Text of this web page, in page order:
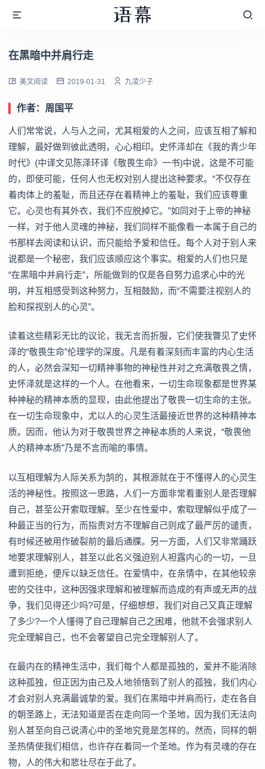
在黑暗中并肩行走
美文阅读 2019-01-31 九凌少子
作者：周国平
人们常常说，人与人之间，尤其相爱的人之间，应该互相了解和
理解，最好做到彼此透明，心心相印。史怀泽却在《我的青少年
时代》(中译文见陈泽环译《敬畏生命》一书)中说，这是不可能
的，即使可能，任何人也无权对别人提出这种要求。“不仅存在
着肉体上的羞耻，而且还存在着精神上的羞耻，我们应该尊重
它。心灵也有其外衣，我们不应脱掉它。”如同对于上帝的神秘
一样，对于他人灵魂的神秘，我们同样不能像看一本属于自己的
书那样去阅读和认识，而只能给予爱和信任。每个人对于别人来
说都是一个秘密，我们应该顺应这个事实。相爱的人们也只是
“在黑暗中并肩行走”，所能做到的仅是各自努力追求心中的光
明，并互相感受到这种努力，互相鼓励，而“不需要注视别人的
脸和探视别人的心灵”。
读着这些精彩无比的议论，我无言而折服，它们使我瞥见了史怀
泽的“敬畏生命”伦理学的深度。凡是有着深刻而丰富的内心生活
的人，必然会深知一切精神事物的神秘性并对之充满敬畏之情，
史怀泽就是这样的一个人。在他看来，一切生命现象都是世界某
种神秘的精神本质的显现，由此他提出了敬畏一切生命的主张。
在一切生命现象中，尤以人的心灵生活最接近世界的这种精神本
质。因而，他认为对于敬畏世界之神秘本质的人来说，“敬畏他
人的精神本质”乃是不言而喻的事情。
以互相理解为人际关系为鹄的，其根源就在于不懂得人的心灵生
活的神秘性。按照这一思路，人们一方面非常看重别人是否理解
自己，甚至公开索取理解。至少在性爱中，索取理解似乎成了一
种最正当的行为，而指责对方不理解自己则成了最严厉的谴责，
有时候还被用作破裂前的最后通牒。另一方面，人们又非常踊跃
地要求理解别人，甚至以此名义强迫别人袒露内心的一切，一旦
遭到拒绝，便斥以缺乏信任。在爱情中，在亲情中，在其他较亲
密的交往中，这种因强求理解和被理解而造成的有声或无声的战
争，我们见得还少吗?可是，仔细想想，我们对自己又真正理解
了多少?一个人懂得了自己理解自己之困难，他就不会强求别人
完全理解自己，也不会奢望自己完全理解别人了。
在最内在的精神生活中，我们每个人都是孤独的，爱并不能消除
这种孤独，但正因为由己及人地领悟到了别人的孤独，我们内心
才会对别人充满最诚挚的爱。我们在黑暗中并肩而行，走在各自
的朝圣路上，无法知道是否在走向同一个圣地，因为我们无法向
别人甚至向自己说清心中的圣地究竟是怎样的。然而，同样的朝
圣热情使我们相信，也许存在着同一个圣地。作为有灵魂的存在
物，人的伟大和悲壮尽在于此了。